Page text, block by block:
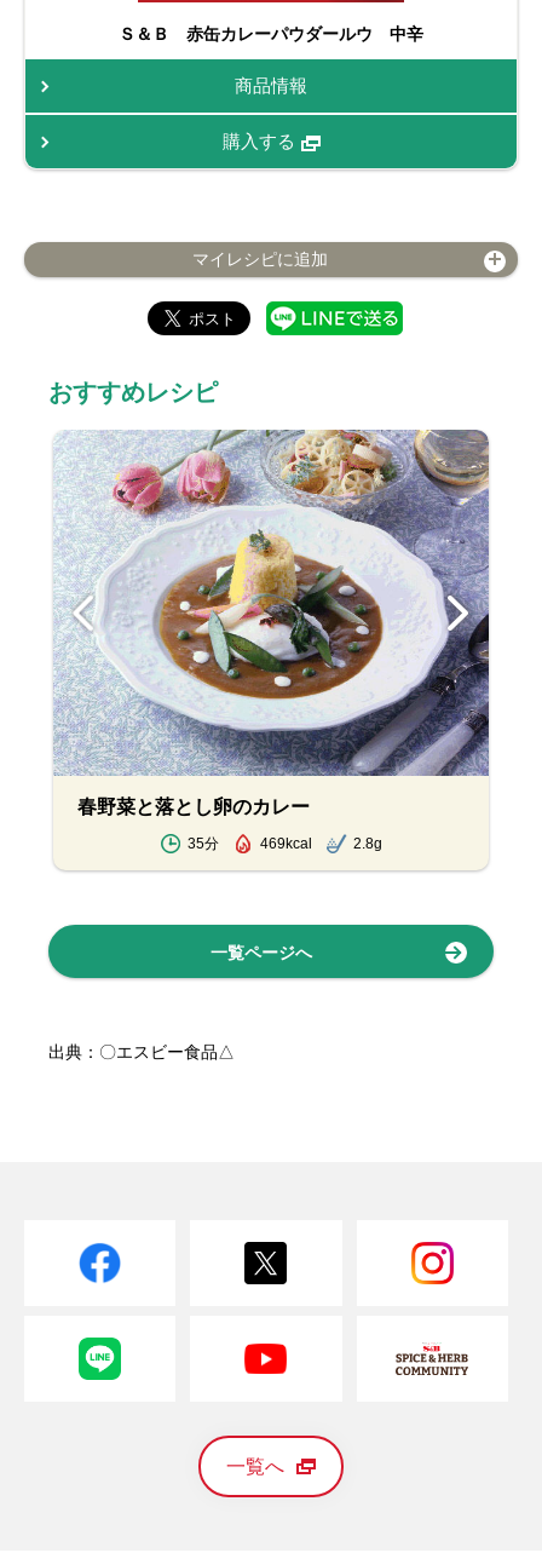
Ｓ＆Ｂ 赤缶カレーパウダールウ 中辛
商品情報
購入する
マイレシピに追加
おすすめレシピ
春野菜と落とし卵のカレー
35分 469kcal 2.8g
一覧ページへ
出典：〇エスビー食品△
一覧へ